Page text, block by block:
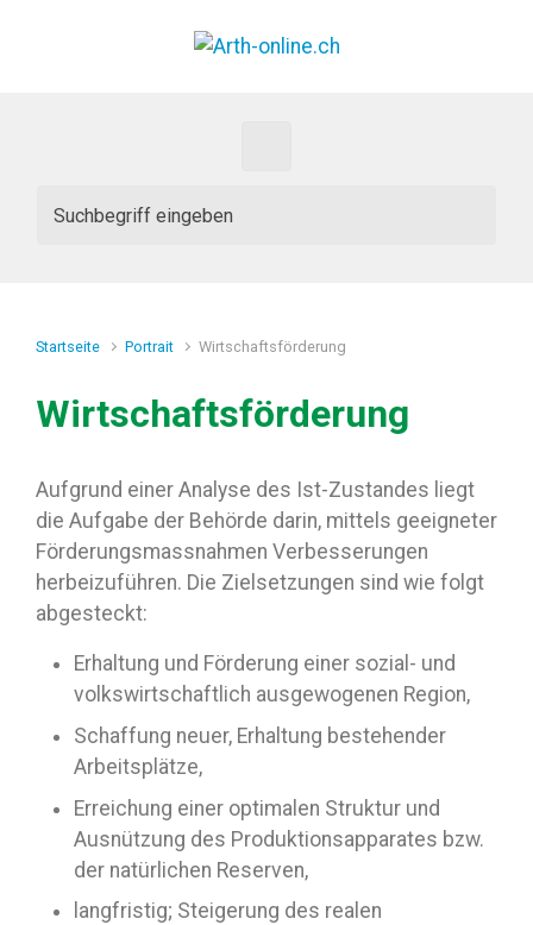
Startseite Portrait Wirtschaftsförderung
Wirtschaftsförderung
Aufgrund einer Analyse des Ist-Zustandes liegt
die Aufgabe der Behörde darin, mittels geeigneter
Förderungsmassnahmen Verbesserungen
herbeizuführen. Die Zielsetzungen sind wie folgt
abgesteckt:
Erhaltung und Förderung einer sozial- und
volkswirtschaftlich ausgewogenen Region,
Schaffung neuer, Erhaltung bestehender
Arbeitsplätze,
Erreichung einer optimalen Struktur und
Ausnützung des Produktionsapparates bzw.
der natürlichen Reserven,
langfristig; Steigerung des realen